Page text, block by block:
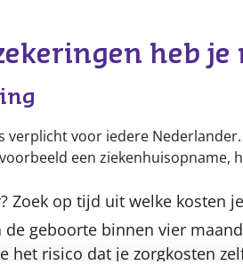
heb je
verplicht voor iedere
een ziekenhuisopname,
Zoek op tijd uit welke kosten
geboorte binnen vier
het risico dat je zorgkosten